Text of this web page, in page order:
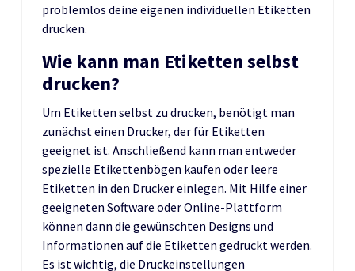
problemlos deine eigenen individuellen Etiketten
drucken.
Wie kann man Etiketten selbst
drucken?
Um Etiketten selbst zu drucken, benötigt man
zunächst einen Drucker, der für Etiketten
geeignet ist. Anschließend kann man entweder
spezielle Etikettenbögen kaufen oder leere
Etiketten in den Drucker einlegen. Mit Hilfe einer
geeigneten Software oder Online-Plattform
können dann die gewünschten Designs und
Informationen auf die Etiketten gedruckt werden.
Es ist wichtig, die Druckeinstellungen